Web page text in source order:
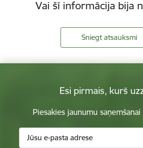
Vai šī informācija bija
Sniegt atsauksmi
Esi pirmais, kurš
Piesakies jaunumu saņemšanai